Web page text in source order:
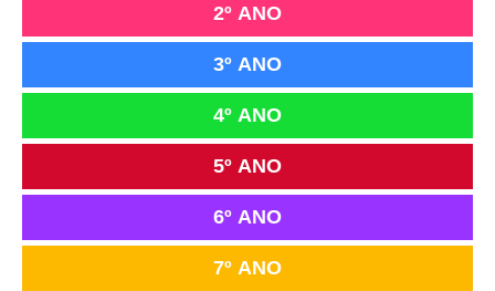
2º ANO
3º ANO
4º ANO
5º ANO
6º ANO
7º ANO